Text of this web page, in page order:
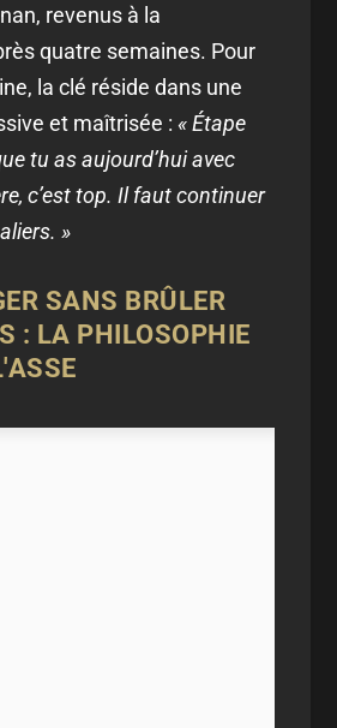
revenus à la
quatre semaines. Pour
la clé réside dans une
et maîtrisée :« Étape
tu as aujourd’hui avec
c’est top. Il faut continuer
»
SANS BRÛLER
: LA PHILOSOPHIE